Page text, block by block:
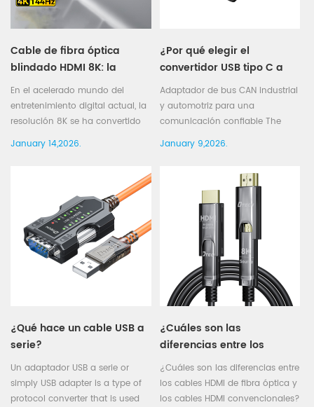
Cable de fibra óptica
blindado HDMI 8K: la
solución definitiva para
streaming de ultraalta
definición
En el acelerado mundo del
entretenimiento digital actual, la
resolución 8K se ha convertido
en el estándar de oro para
ofrecer una experiencia visual
disponibilidad de televisores y
monitores 8K, la...
January 14,2026.
¿Por qué elegir el
convertidor USB tipo C a
CAN de DTECH?
Adaptador de bus CAN industrial
y automotriz para una
comunicación confiable The
CAN Bus (Controller Area
Network) is widely used in
automotive electronics, and
vehicle diagnostics due to its
high reliability and strong anti-
January 9,2026.
¿Qué hace un cable USB a
serie?
Un adaptador USB a serie or
simply USB adapter is a type of
protocol converter that is used
¿Cuáles son las
diferencias entre los
cables HDMI de fibra
óptica y los cables HDMI
convencionales?
¿Cuáles son las diferencias entre
los cables HDMI de fibra óptica y
los cables HDMI convencionales?